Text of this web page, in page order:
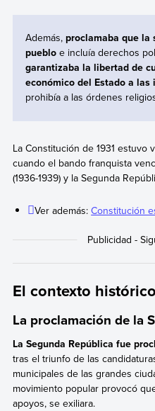
Además, proclamaba que la
puebloe incluía derechos
garantizaba la libertad de
económico del Estado a
prohibía a las órdenes
La Constitución de 1931 estuvo
cuando el bando franquista
(1936-1939) y la Segunda
Ver además:Constitución
El contexto histórico
La proclamación de la
La Segunda República fue
tras el triunfo de las
municipales de las grandes
movimiento popular provocó
apoyos, se exiliara.